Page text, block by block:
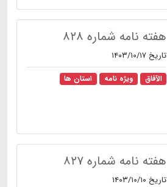
هفته نامه شماره ۸۲۸
تاریخ ۱۴۰۳/۱۰/۱۷
الآفاق ویژه نامه استان ها
هفته نامه شماره ۸۲۷
تاریخ ۱۴۰۳/۱۰/۱۰